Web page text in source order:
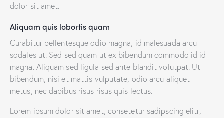
dolor sit amet.
Aliquam quis lobortis quam
Curabitur pellentesque odio magna, id malesuada arcu
sodales ut. Sed sed quam ut ex bibendum commodo id id
magna. Aliquam sed ligula sed ante blandit volutpat. Ut
bibendum, nisi et mattis vulputate, odio arcu aliquet
metus, nec dapibus risus risus quis lectus.
Lorem ipsum dolor sit amet, consetetur sadipscing elitr,